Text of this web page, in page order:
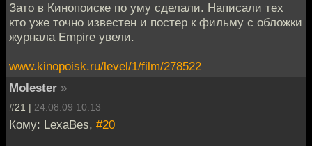
Зато в Кинопоиске по уму сделали. Написали тех
кто уже точно известен и постер к фильму с обложки
журнала Empire увели.
www.kinopoisk.ru/level/1/film/278522
Molester »
#21 | 24.08.09 10:13
Кому: LexaBes, #20